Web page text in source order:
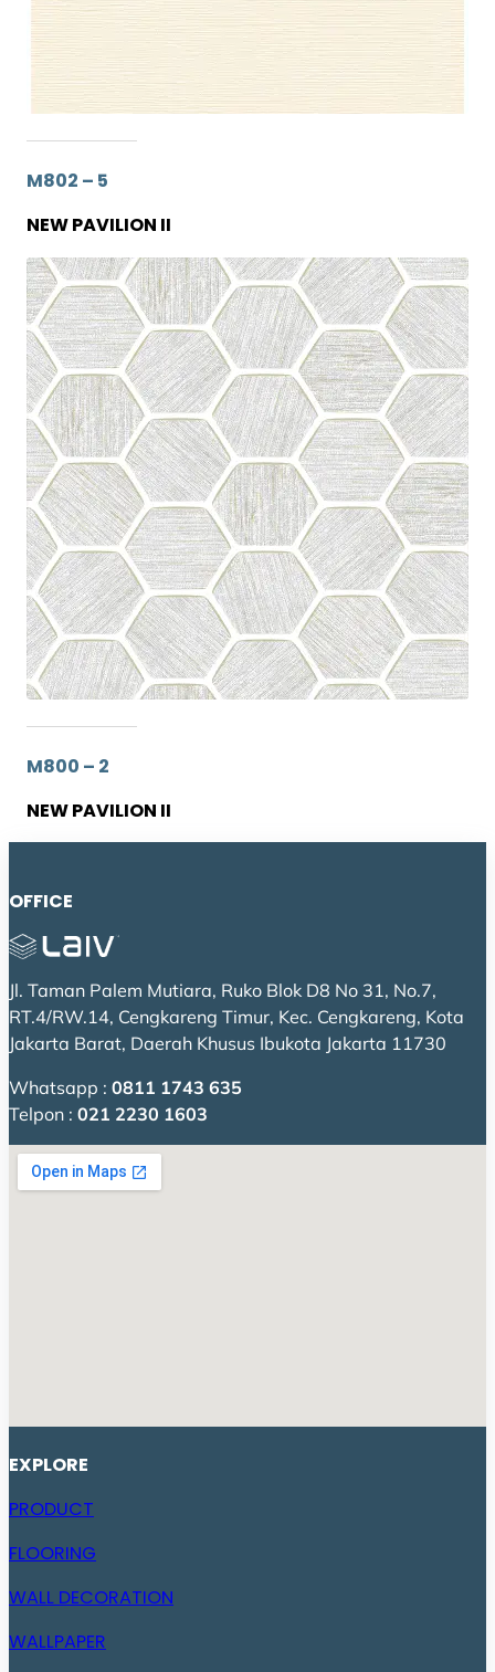
M802 – 5
NEW PAVILION II
M800 – 2
NEW PAVILION II
OFFICE
Jl. Taman Palem Mutiara, Ruko Blok D8 No 31, No.7,
RT.4/RW.14, Cengkareng Timur, Kec. Cengkareng, Kota
Jakarta Barat, Daerah Khusus Ibukota Jakarta 11730
Whatsapp : 0811 1743 635
Telpon : 021 2230 1603
EXPLORE
PRODUCT
FLOORING
WALL DECORATION
WALLPAPER